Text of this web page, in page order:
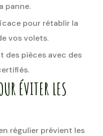
panne.
pour rétablir la
vos volets.
des pièces avec des
ÉVITER LES
régulier prévient les